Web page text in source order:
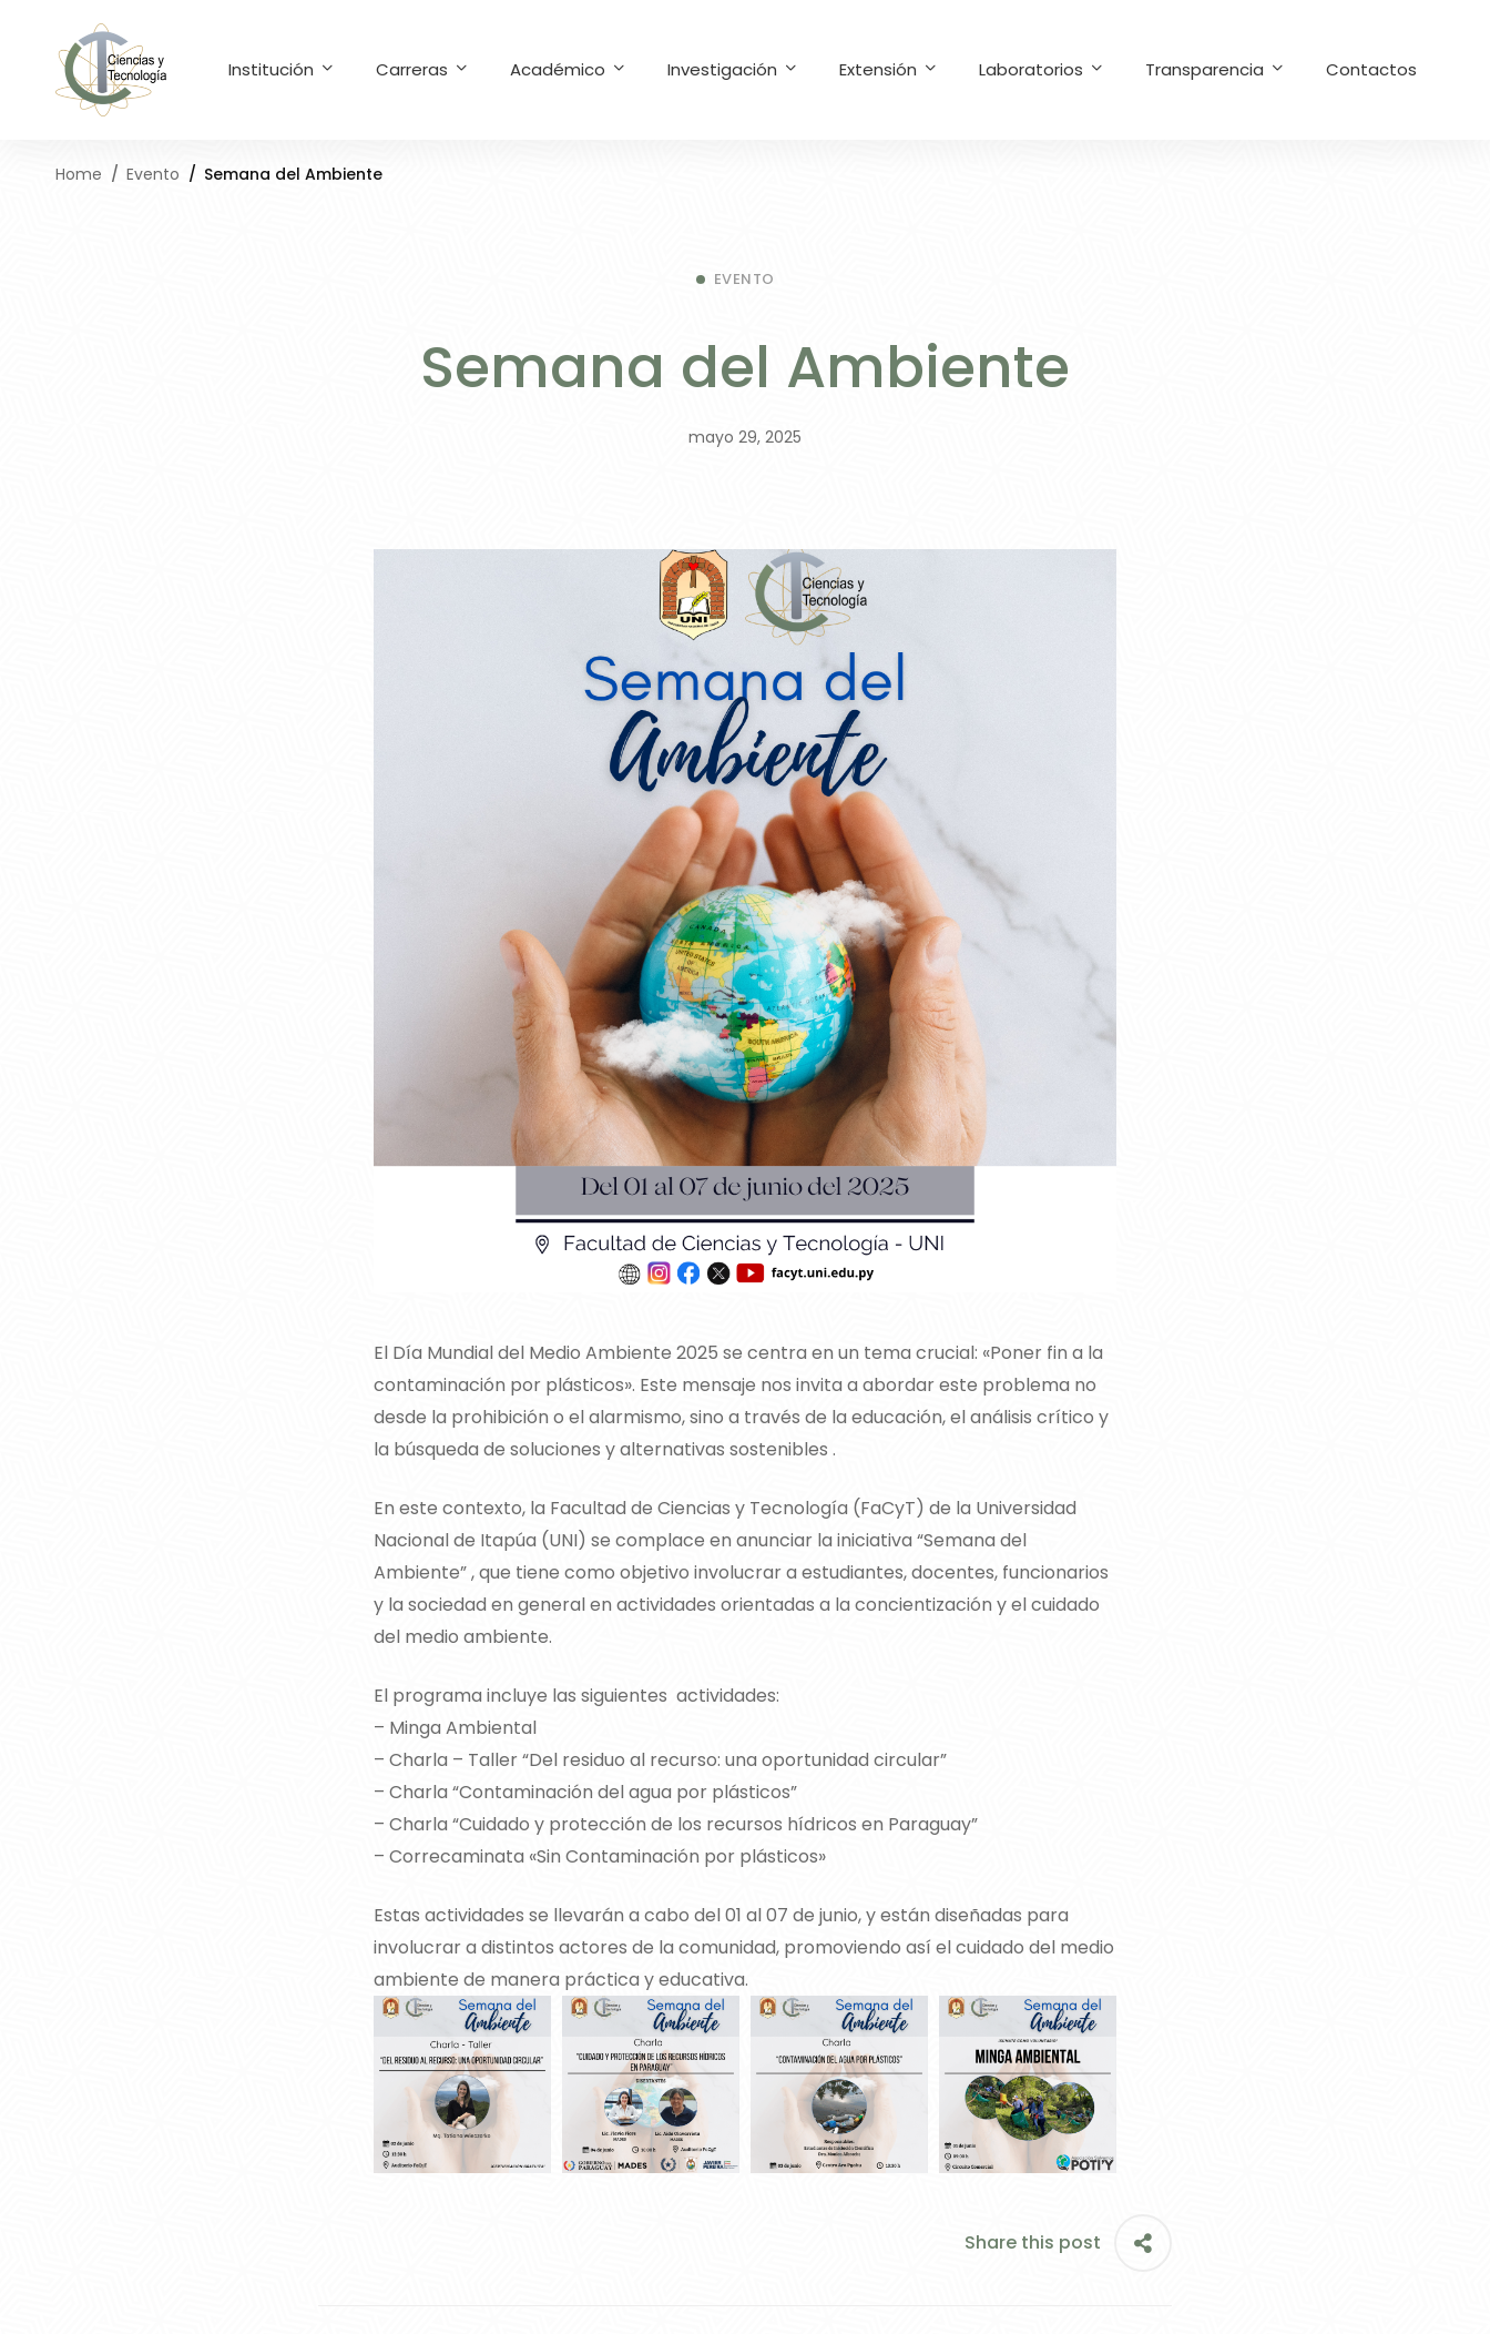
Institución Carreras Académico Investigación Extensión Laboratorios Transparencia Contactos
Home Evento Semana del Ambiente
EVENTO
Semana del Ambiente
mayo 29, 2025
El Día Mundial del Medio Ambiente 2025 se centra en un tema crucial: «Poner fin a la
contaminación por plásticos». Este mensaje nos invita a abordar este problema no
desde la prohibición o el alarmismo, sino a través de la educación, el análisis crítico y
la búsqueda de soluciones y alternativas sostenibles .
En este contexto, la Facultad de Ciencias y Tecnología (FaCyT) de la Universidad
Nacional de Itapúa (UNI) se complace en anunciar la iniciativa “Semana del
Ambiente” , que tiene como objetivo involucrar a estudiantes, docentes, funcionarios
y la sociedad en general en actividades orientadas a la concientización y el cuidado
del medio ambiente.
El programa incluye las siguientes actividades:
– Minga Ambiental
– Charla – Taller “Del residuo al recurso: una oportunidad circular”
– Charla “Contaminación del agua por plásticos”
– Charla “Cuidado y protección de los recursos hídricos en Paraguay”
– Correcaminata «Sin Contaminación por plásticos»
Estas actividades se llevarán a cabo del 01 al 07 de junio, y están diseñadas para
involucrar a distintos actores de la comunidad, promoviendo así el cuidado del medio
ambiente de manera práctica y educativa.
Share this post